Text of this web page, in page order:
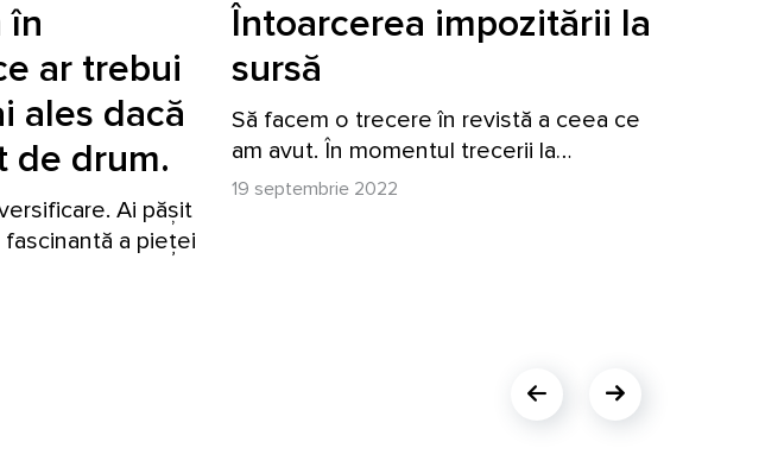
în
ar trebui
ales dacă
de drum.
Ai pășit
a pieței
Întoarcerea impozitării la
sursă
Să facem o trecere în revistă a ceea ce
am avut. În momentul trecerii la…
19 septembrie 2022